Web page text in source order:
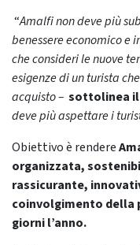
“Amalfi non deve più
benessere economico e
che consideri le nuove
esigenze di un turista
acquisto – sottolinea il
deve più aspettare i
Obiettivo è rendere
organizzata,
rassicurante,
coinvolgimento della
giorni l’anno.